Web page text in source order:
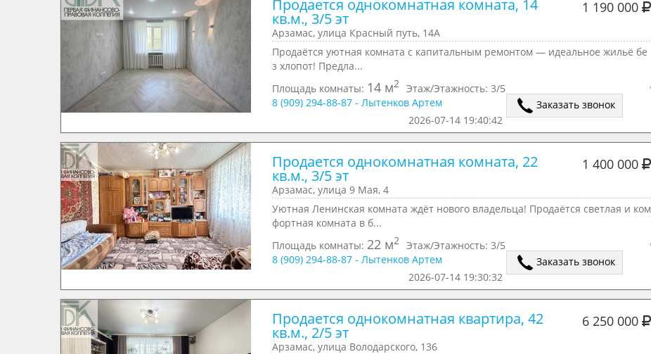
Продается однокомнатная комната, 14
кв.м., 3/5 эт
1 190 000
Арзамас, улица Красный путь, 14А
Продаётся уютная комната с капитальным ремонтом — идеальное жильё бе
з хлопот! Предла...
Площадь комнаты: 14 м2 Этаж/Этажность: 3/5
Заказать звонок
8 (909) 294-88-87 - Лытенков Артем
2026-07-14 19:40:42
Продается однокомнатная комната, 22
кв.м., 3/5 эт
1 400 000
Арзамас, улица 9 Мая, 4
Уютная Ленинская комната ждёт нового владельца! Продаётся светлая и ком
фортная комната в б...
Площадь комнаты: 22 м2 Этаж/Этажность: 3/5
Заказать звонок
8 (909) 294-88-87 - Лытенков Артем
2026-07-14 19:30:32
Продается однокомнатная квартира, 42
кв.м., 2/5 эт
6 250 000
Арзамас, улица Володарского, 136